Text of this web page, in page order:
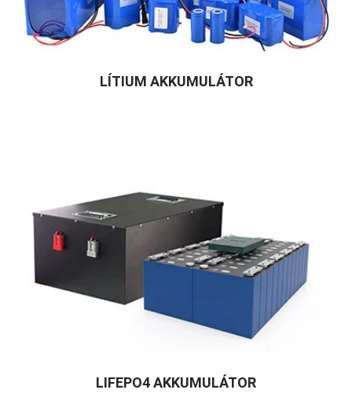
LÍTIUM AKKUMULÁTOR
LIFEPO4 AKKUMULÁTOR